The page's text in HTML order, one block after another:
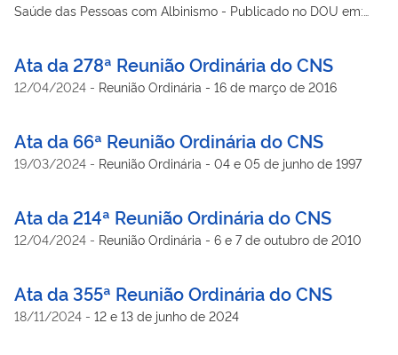
Saúde das Pessoas com Albinismo - Publicado no DOU em:
Ata da 278ª Reunião Ordinária do CNS
12/04/2024 - Reunião Ordinária - 16 de março de 2016
Ata da 66ª Reunião Ordinária do CNS
19/03/2024 - Reunião Ordinária - 04 e 05 de junho de 1997
Ata da 214ª Reunião Ordinária do CNS
12/04/2024 - Reunião Ordinária - 6 e 7 de outubro de 2010
Ata da 355ª Reunião Ordinária do CNS
18/11/2024 - 12 e 13 de junho de 2024